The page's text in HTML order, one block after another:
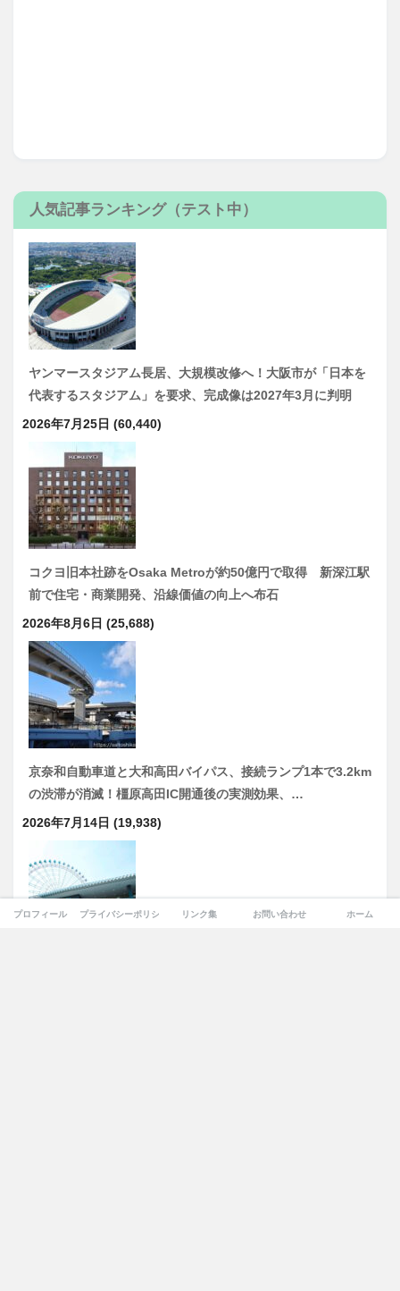
人気記事ランキング（テスト中）
ヤンマースタジアム長居、大規模改修へ！大阪市が「日本を
代表するスタジアム」を要求、完成像は2027年3月に判明
2026年7月25日 (60,440)
コクヨ旧本社跡をOsaka Metroが約50億円で取得 新深江駅
前で住宅・商業開発、沿線価値の向上へ布石
2026年8月6日 (25,688)
京奈和自動車道と大和高田バイパス、接続ランプ1本で3.2km
の渋滞が消滅！橿原高田IC開通後の実測効果、…
2026年7月14日 (19,938)
プロフィール プライバシーポリシー リンク集 お問い合わせ ホーム